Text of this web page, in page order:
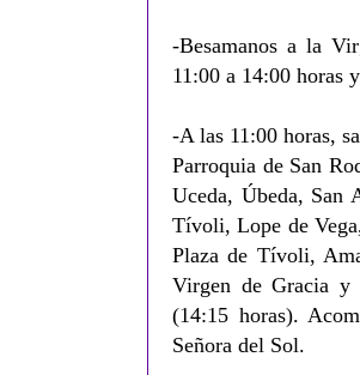
-Besamanos a la
11:00 a 14:00 horas
-A las 11:00 horas,
Parroquia de San
Uceda, Úbeda, San
Tívoli, Lope de
Plaza de Tívoli,
Virgen de Gracia y
(14:15 horas).
Señora del Sol.